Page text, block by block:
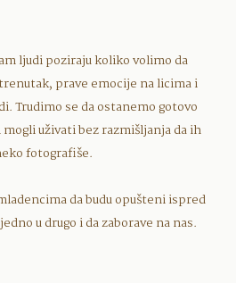
ljudi poziraju koliko volimo da
prave emocije na licima i
Trudimo se da ostanemo gotovo
uživati bez razmišljanja da ih
fotografiše.
da budu opušteni ispred
u drugo i da zaborave na nas.